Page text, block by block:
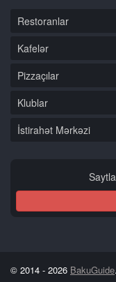
Restoranlar
Kafelər
Pizzaçılar
Klublar
İstirahət Mərkəzi
© 2014 - 2026 BakuGuide